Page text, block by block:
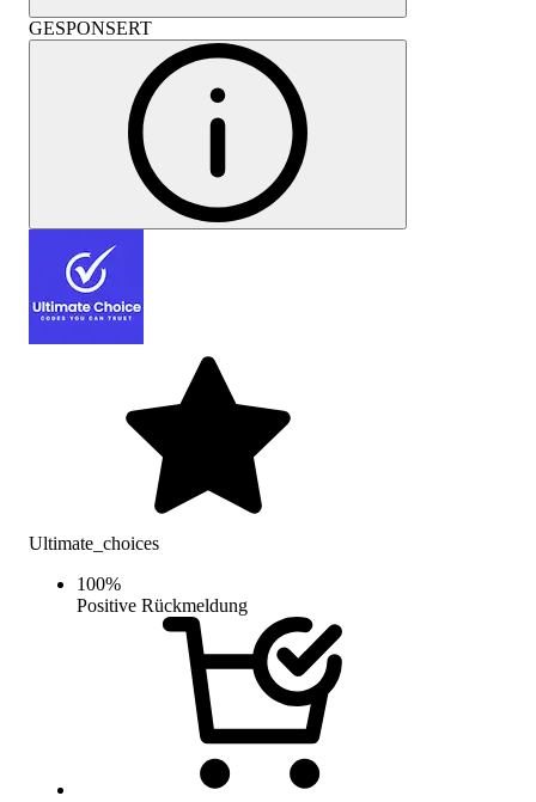
GESPONSERT
Ultimate_choices
100%
Positive Rückmeldung